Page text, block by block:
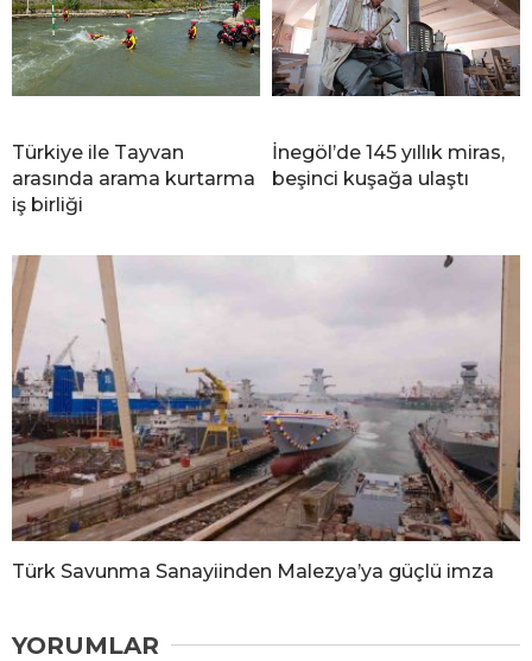
Türkiye ile Tayvan
arasında arama kurtarma
iş birliği
İnegöl’de 145 yıllık miras,
beşinci kuşağa ulaştı
Türk Savunma Sanayiinden Malezya’ya güçlü imza
YORUMLAR